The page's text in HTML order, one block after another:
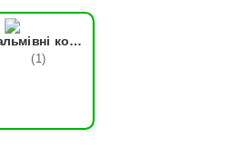
Гальмівні колодки
(1)